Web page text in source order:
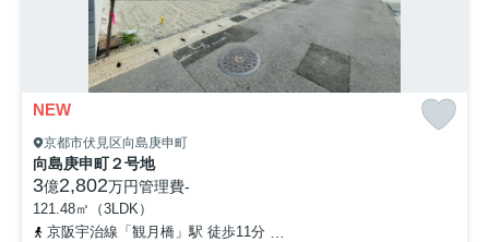
NEW
京都市伏見区向島庚申町
向島庚申町２号地
3億2,802万円管理費-
121.48㎡（3LDK）
京阪宇治線「観月橋」駅 徒歩11分